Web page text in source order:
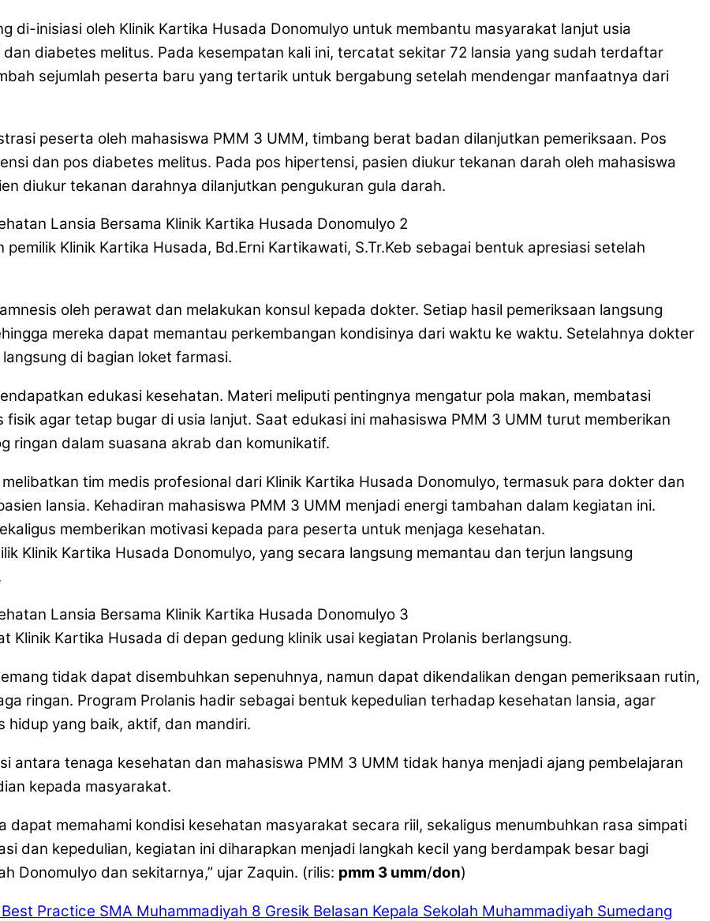
di-inisiasi oleh Klinik Kartika Husada Donomulyo untuk membantu masyarakat lanjut usia
diabetes melitus. Pada kesempatan kali ini, tercatat sekitar 72 lansia yang sudah terdaftar
sejumlah peserta baru yang tertarik untuk bergabung setelah mendengar manfaatnya dari
peserta oleh mahasiswa PMM 3 UMM, timbang berat badan dilanjutkan pemeriksaan. Pos
dan pos diabetes melitus. Pada pos hipertensi, pasien diukur tekanan darah oleh mahasiswa
diukur tekanan darahnya dilanjutkan pengukuran gula darah.
Klinik Kartika Husada, Bd.Erni Kartikawati, S.Tr.Keb sebagai bentuk apresiasi setelah
oleh perawat dan melakukan konsul kepada dokter. Setiap hasil pemeriksaan langsung
mereka dapat memantau perkembangan kondisinya dari waktu ke waktu. Setelahnya dokter
di bagian loket farmasi.
edukasi kesehatan. Materi meliputi pentingnya mengatur pola makan, membatasi
agar tetap bugar di usia lanjut. Saat edukasi ini mahasiswa PMM 3 UMM turut memberikan
ringan dalam suasana akrab dan komunikatif.
tim medis profesional dari Klinik Kartika Husada Donomulyo, termasuk para dokter dan
lansia. Kehadiran mahasiswa PMM 3 UMM menjadi energi tambahan dalam kegiatan ini.
memberikan motivasi kepada para peserta untuk menjaga kesehatan.
Klinik Kartika Husada Donomulyo, yang secara langsung memantau dan terjun langsung
Klinik Kartika Husada di depan gedung klinik usai kegiatan Prolanis berlangsung.
tidak dapat disembuhkan sepenuhnya, namun dapat dikendalikan dengan pemeriksaan rutin,
ringan. Program Prolanis hadir sebagai bentuk kepedulian terhadap kesehatan lansia, agar
hidup yang baik, aktif, dan mandiri.
antara tenaga kesehatan dan mahasiswa PMM 3 UMM tidak hanya menjadi ajang pembelajaran
kepada masyarakat.
dapat memahami kondisi kesehatan masyarakat secara riil, sekaligus menumbuhkan rasa simpati
dan kepedulian, kegiatan ini diharapkan menjadi langkah kecil yang berdampak besar bagi
Donomulyo dan sekitarnya,” ujar Zaquin. (rilis: pmm 3 umm/don)
Practice SMA Muhammadiyah 8 Gresik Belasan Kepala Sekolah Muhammadiyah Sumedang